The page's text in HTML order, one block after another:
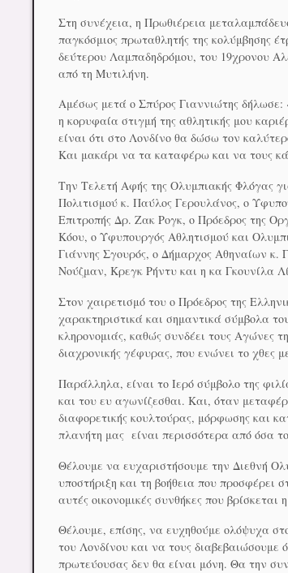
Στη συνέχεια, η Πρωθιέρεια
παγκόσμιος πρωταθλητής της κολύμβησης
δεύτερου Λαμπαδηδρόμου, του 19χρονου
από τη Μυτιλήνη.
Αμέσως μετά ο Σπύρος Γιαννιώτης
η κορυφαία στιγμή της αθλητικής μου
είναι ότι στο Λονδίνο θα δώσω τον
Και μακάρι να τα καταφέρω και να τους
Την Τελετή Αφής της Ολυμπιακής Φλόγας
Πολιτισμού κ. Παύλος Γερουλάνος, ο
Επιτροπής Δρ. Ζακ Ρογκ, ο Πρόεδρος της
Κόου, ο Υφυπουργός Αθλητισμού και
Γιάννης Σγουρός, ο Δήμαρχος Αθηναίων κ.
Νούζμαν, Κρεγκ Ρήντυ και η κα Γκουνίλα
Στον χαιρετισμό του ο Πρόεδρος της
χαρακτηριστικά και σημαντικά σύμβολα
κληρονομιάς, καθώς συνδέει τους Αγώνες
διαχρονικής γέφυρας, που ενώνει το χθες
Παράλληλα, είναι το Ιερό σύμβολο της
και του ευ αγωνίζεσθαι. Και, όταν
διαφορετικής κουλτούρας, μόρφωσης και
πλανήτη μας είναι περισσότερα από όσα
Θέλουμε να ευχαριστήσουμε την Διεθνή
υποστήριξη και τη βοήθεια που προσφέρει
αυτές οικονομικές συνθήκες που βρίσκεται
Θέλουμε, επίσης, να ευχηθούμε ολόψυχα
του Λονδίνου και να τους διαβεβαιώσουμε
πρωτεύουσας δεν θα είναι μόνη. Θα την